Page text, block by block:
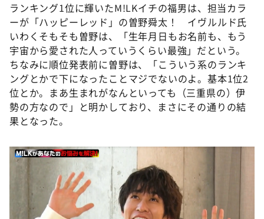
ランキング1位に輝いたM!LKイチの福男は、担当カラ
ーが「ハッピーレッド」の曽野舜太！ イヴルルド氏
いわくそもそも曽野は、「生年月日もお名前も、もう
宇宙から愛された人っていうくらい最強」だという。
ちなみに順位発表前に曽野は、「こういう系のランキ
ングとかで下になったことマジでないのよ。基本1位2
位とか。まあ生まれがなんといっても（三重県の）伊
勢の方なので」と明かしており、まさにその通りの結
果となった。